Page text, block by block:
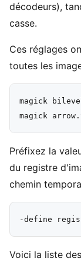
décodeurs),
casse.
Ces réglages
toutes les
magick
Préfixez la
du registre
chemin
Voici la liste